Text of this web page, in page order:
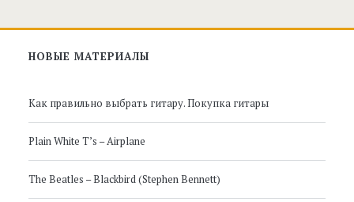
Главная
панель
НОВЫЕ МАТЕРИАЛЫ
Как правильно выбрать гитару. Покупка гитары
Plain White T’s – Airplane
The Beatles – Blackbird (Stephen Bennett)